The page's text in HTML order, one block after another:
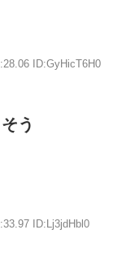
ID:GyHicT6H0
う
ID:Lj3jdHbl0